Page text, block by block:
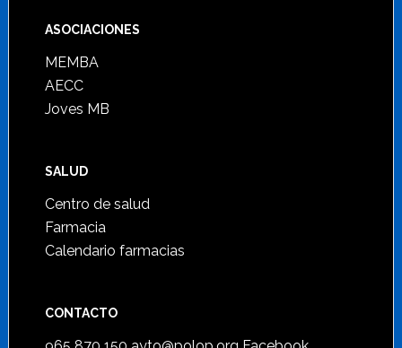
ASOCIACIONES
MEMBA
AECC
Joves MB
SALUD
Centro de salud
Farmacia
Calendario farmacias
CONTACTO